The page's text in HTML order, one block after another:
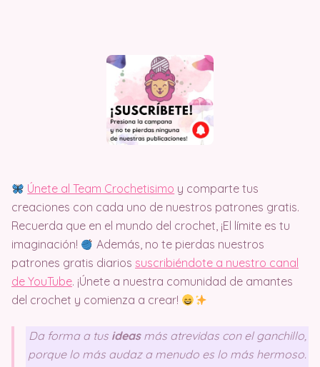
Únete al Team Crochetisimo y comparte tus
creaciones con cada uno de nuestros patrones gratis.
Recuerda que en el mundo del crochet, ¡El límite es tu
imaginación!
Además, no te pierdas nuestros
patrones gratis diarios suscribiéndote a nuestro canal
de YouTube. ¡Únete a nuestra comunidad de amantes
del crochet y comienza a crear!
Da forma a tus ideasmás atrevidas con el ganchillo,
porque lo más audaz a menudo es lo más hermoso.